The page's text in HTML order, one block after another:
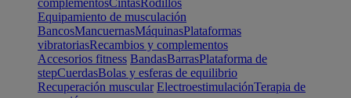
complementosCintasRodillos
Equipamiento de musculación
BancosMancuernasMáquinasPlataformas
vibratoriasRecambios y complementos
Accesorios fitness BandasBarrasPlataforma de
stepCuerdasBolas y esferas de equilibrio
Recuperación muscular ElectroestimulaciónTerapia de